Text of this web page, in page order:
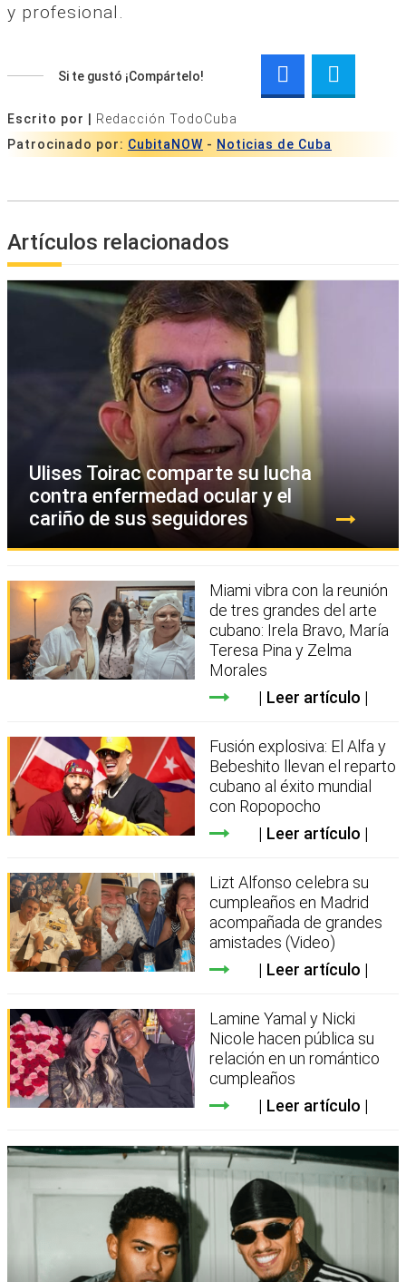
y profesional.
Si te gustó ¡Compártelo!
Escrito por |
Redacción TodoCuba
Patrocinado por: CubitaNOW - Noticias de Cuba
Artículos relacionados
Ulises Toirac comparte su lucha
contra enfermedad ocular y el
cariño de sus seguidores
Miami vibra con la reunión
de tres grandes del arte
cubano: Irela Bravo, María
Teresa Pina y Zelma
Morales
Leer artículo
Fusión explosiva: El Alfa y
Bebeshito llevan el reparto
cubano al éxito mundial
con Ropopocho
Leer artículo
Lizt Alfonso celebra su
cumpleaños en Madrid
acompañada de grandes
amistades (Video)
Leer artículo
Lamine Yamal y Nicki
Nicole hacen pública su
relación en un romántico
cumpleaños
Leer artículo